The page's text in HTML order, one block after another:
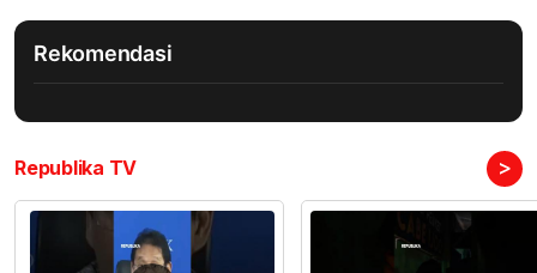
Rekomendasi
Republika TV >